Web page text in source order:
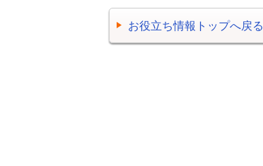
お役立ち情報トップへ戻る